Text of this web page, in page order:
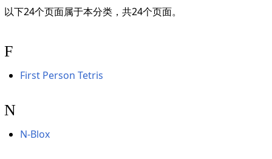
以下24个页面属于本分类，共24个页面。
F
First Person Tetris
N
N-Blox